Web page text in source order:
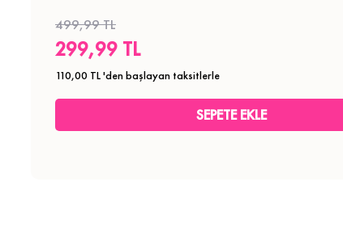
499,99 TL
299,99 TL
110,00 TL'den başlayan taksitlerle